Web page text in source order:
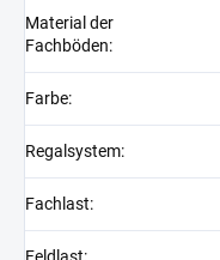
Material der
Fachböden:
Farbe:
Regalsystem:
Fachlast: